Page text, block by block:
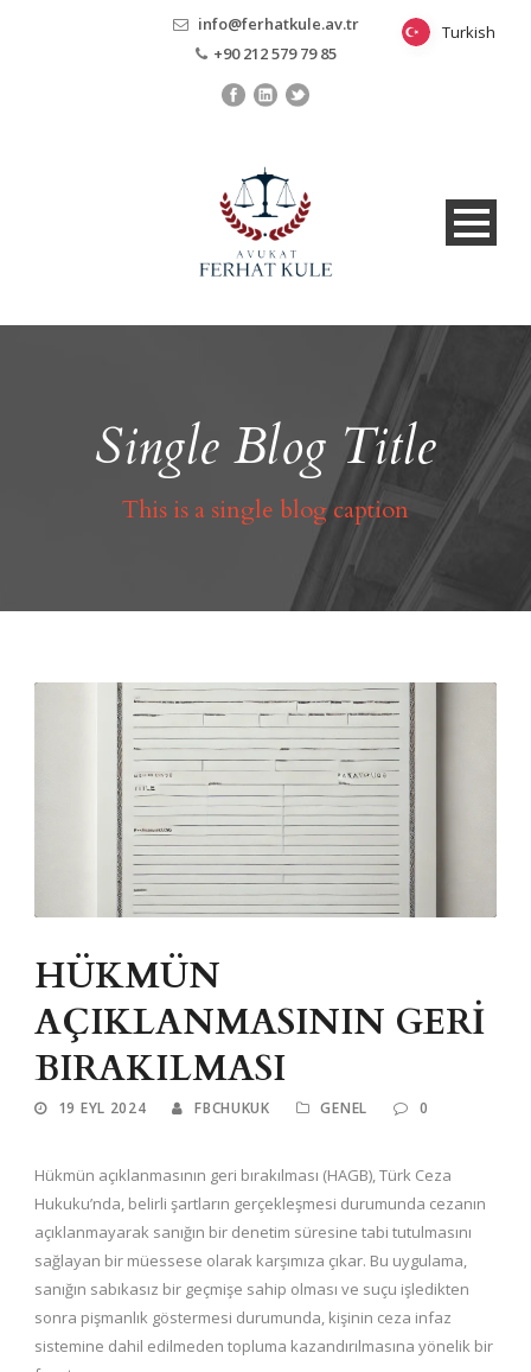
info@ferhatkule.av.tr
+90 212 579 79 85
Single Blog Title
This is a single blog caption
HÜKMÜN
AÇIKLANMASININ GERİ
BIRAKILMASI
19 EYL 2024 FBCHUKUK GENEL 0
Hükmün açıklanmasının geri bırakılması (HAGB), Türk Ceza
Hukuku’nda, belirli şartların gerçekleşmesi durumunda cezanın
açıklanmayarak sanığın bir denetim süresine tabi tutulmasını
sağlayan bir müessese olarak karşımıza çıkar. Bu uygulama,
sanığın sabıkasız bir geçmişe sahip olması ve suçu işledikten
sonra pişmanlık göstermesi durumunda, kişinin ceza infaz
sistemine dahil edilmeden topluma kazandırılmasına yönelik bir
Turkish
Turkish